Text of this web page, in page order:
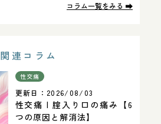
コラム一覧をみる
関連コラム
性交痛
更新日： 2026/08/03
性交痛 | 腟入り口の痛み【6
つの原因と解消法】